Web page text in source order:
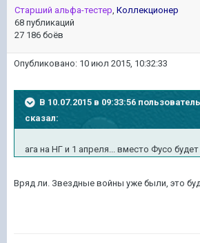
Старший альфа-тестер, Коллекционер
68 публикаций
27 186 боёв
Опубликовано: 10 июл 2015, 10:32:33
В 10.07.2015 в 09:33:56
сказал:
ага на НГ и 1 апреля... вместо Фусо
Вряд ли. Звездные войны уже были, это